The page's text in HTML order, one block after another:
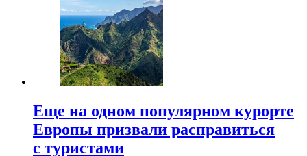
Еще на одном популярном курорте
Европы призвали расправиться
с туристами